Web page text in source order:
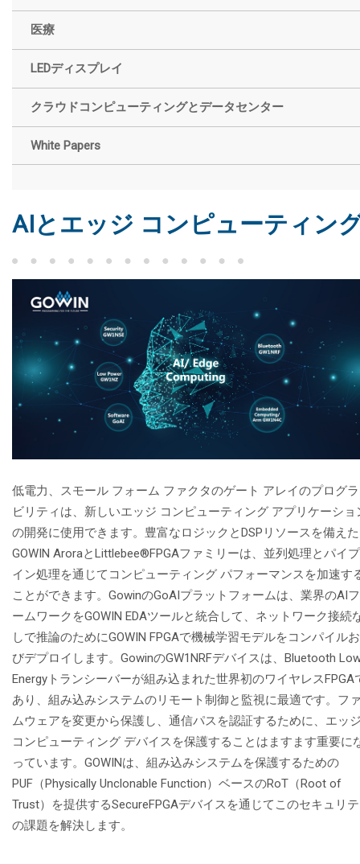
医療
LEDディスプレイ
クラウドコンピューティングとデータセンター
White Papers
AIとエッジ コンピューティン
低電力、スモール フォーム ファクタのゲート アレイのプログ
ビリティは、新しいエッジ コンピューティング アプリケーショ
の開発に使用できます。豊富なロジックとDSPリソースを備え
GOWIN AroraとLittlebee®FPGAファミリーは、並列処理とパイ
イン処理を通じてコンピューティング パフォーマンスを加速す
ことができます。GowinのGoAIプラットフォームは、業界のAI
ームワークをGOWIN EDAツールと統合して、ネットワーク接続
しで推論のためにGOWIN FPGAで機械学習モデルをコンパイル
びデプロイします。GowinのGW1NRFデバイスは、Bluetooth
Energyトランシーバーが組み込まれた世界初のワイヤレスFPGA
あり、組み込みシステムのリモート制御と監視に最適です。フ
ムウェアを変更から保護し、通信パスを認証するために、エッ
コンピューティング デバイスを保護することはますます重要に
っています。GOWINは、組み込みシステムを保護するための
PUF（Physically Unclonable Function）ベースのRoT（Root of
Trust）を提供するSecureFPGAデバイスを通じてこのセキュリ
の課題を解決します。